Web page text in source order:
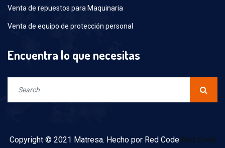
Venta de repuestos para Maquinaria
Venta de equipo de protección personal
Encuentra lo que necesitas
Copyright © 2021 Matresa. Hecho por Red Code Red Code